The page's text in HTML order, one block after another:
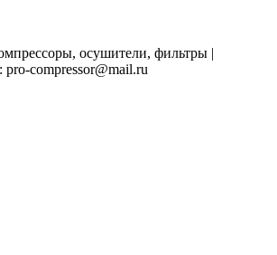
осушители, фильтры |
compressor@mail.ru